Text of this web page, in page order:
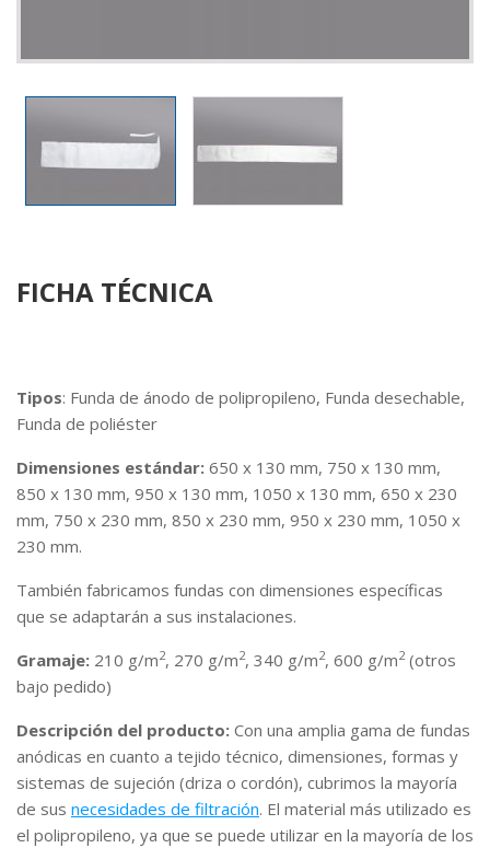
FICHA TÉCNICA
Tipos: Funda de ánodo de polipropileno, Funda desechable,
Funda de poliéster
Dimensiones estándar: 650 x 130 mm, 750 x 130 mm,
850 x 130 mm, 950 x 130 mm, 1050 x 130 mm, 650 x 230
mm, 750 x 230 mm, 850 x 230 mm, 950 x 230 mm, 1050 x
230 mm.
También fabricamos fundas con dimensiones específicas
que se adaptarán a sus instalaciones.
Gramaje: 210 g/m2, 270 g/m2, 340 g/m2, 600 g/m2(otros
bajo pedido)
Descripción del producto: Con una amplia gama de fundas
anódicas en cuanto a tejido técnico, dimensiones, formas y
sistemas de sujeción (driza o cordón), cubrimos la mayoría
de sus necesidades de filtración. El material más utilizado es
el polipropileno, ya que se puede utilizar en la mayoría de los